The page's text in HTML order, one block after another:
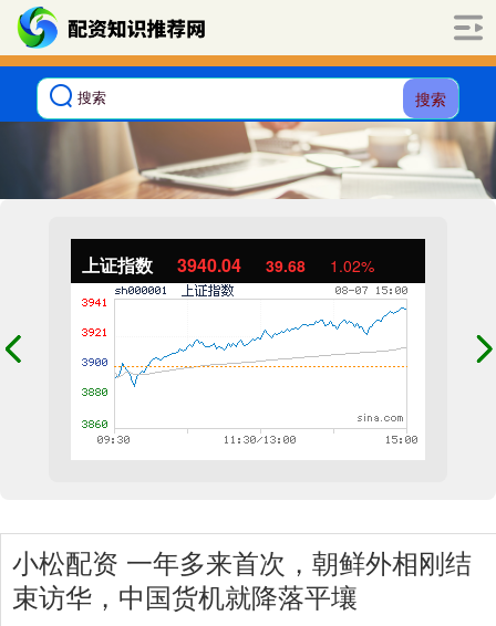
搜索
上证指数 3940.04 39.68 1.02%
小松配资 一年多来首次，朝鲜外相刚结
束访华，中国货机就降落平壤